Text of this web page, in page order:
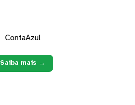
ContaAzul
Saiba mais →